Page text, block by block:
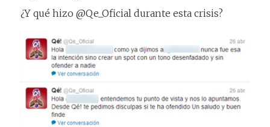
¿Y qué hizo @Qe_Oficial durante esta crisis?